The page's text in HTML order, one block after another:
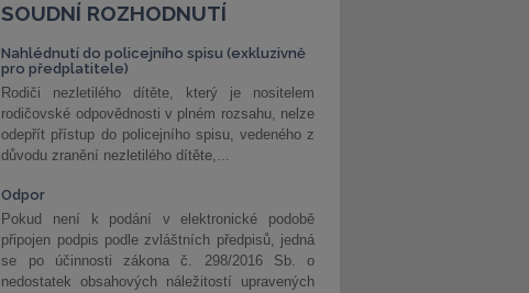
SOUDNÍ ROZHODNUTÍ
Nahlédnutí do policejního spisu (exkluzivně
pro předplatitele)
Rodiči nezletilého dítěte, který je nositelem
rodičovské odpovědnosti v plném rozsahu, nelze
odepřít přístup do policejního spisu, vedeného z
důvodu zranění nezletilého dítěte,...
Odpor
Pokud není k podání v elektronické podobě
připojen podpis podle zvláštních předpisů, jedná
se po účinnosti zákona č. 298/2016 Sb. o
nedostatek obsahových náležitostí upravených